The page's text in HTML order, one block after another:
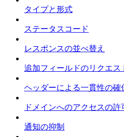
タイプと形式
ステータスコード
レスポンスの並べ替え
追加フィールドのリクエス
ヘッダーによる一貫性の確
ドメインへのアクセスの許
通知の抑制